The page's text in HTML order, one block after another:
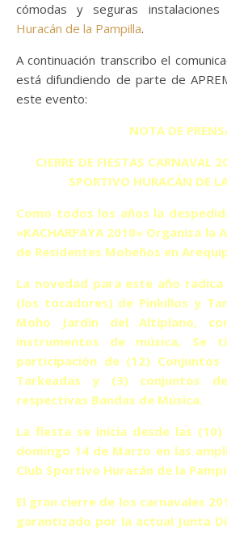
cómodas y seguras
Huracán de la Pampilla.
A continuación transcribo el
está difundiendo de parte de
este evento:
NOTA DE
CIERRE DE FIESTAS CARNAVAL
SPORTIVO HURACÁN DE
Como todos los años la
«KACHARPAYA 2010» Organiza la
de Residentes Moheños en
La novedad para este año radica
(los tocadores) de Pinkillos y
Moho Jardin del Altiplano,
instrumentos de música, Se
participación de (12)
Tarkeadas y (3) conjuntos
respectivas Bandas de Música.
La fiesta se inicia desde las
domingo 14 de Marzo en las
Club Sportivo Huracán de la
El gran cierre de los carnavales
garantizado por la actual Junta